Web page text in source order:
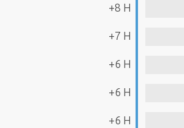
+8 H
+7 H
+6 H
+6 H
+6 H